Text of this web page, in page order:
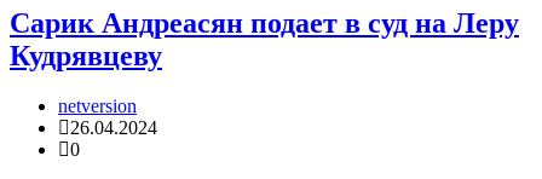
Сарик Андреасян подает в суд на Леру
Кудрявцеву
netversion
26.04.2024
0